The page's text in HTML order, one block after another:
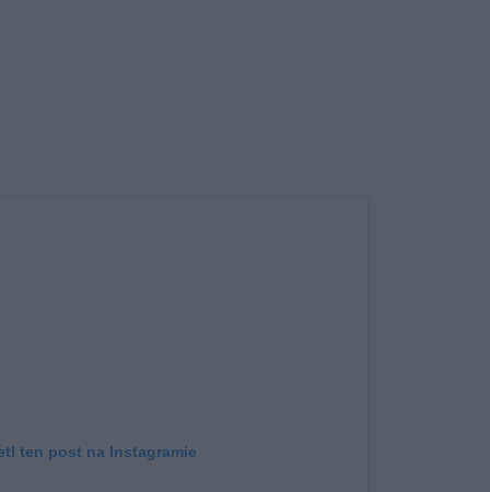
ten post na Instagramie